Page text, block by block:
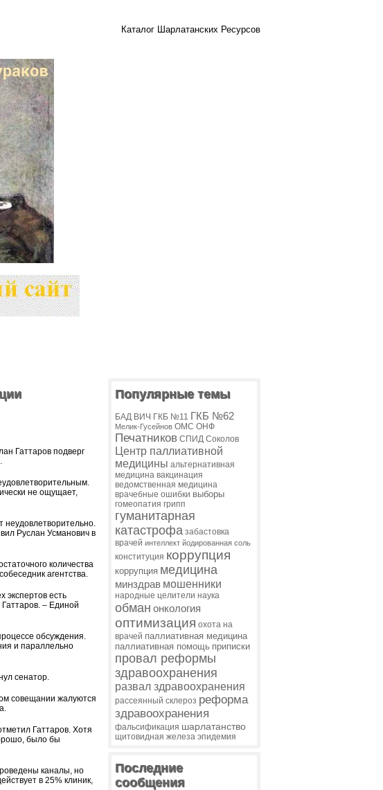
Каталог Шарлатанских Ресурсов
Гаттаров подверг
не ощущает,
неудовлетворительно.
Руслан Усманович в
количества
агентства.
экспертов есть
– Единой
обсуждения.
и параллельно
сенатор.
совещании жалуются
Гаттаров. Хотя
было бы
каналы, но
в 25% клиник,
Популярные темы
БАД ВИЧ ГКБ №11 ГКБ №62
Мелик-Гусейнов ОМС ОНФ
Печатников СПИД Соколов
Центр паллиативной
медицины альтернативная
медицина вакцинация
ведомственная медицина
врачебные ошибки выборы
гомеопатия грипп
гуманитарная
катастрофа забастовка
врачей интеллект йодированная соль
конституция коррупция
коррупция медицина
минздрав мошенники
народные целители наука
обман онкология
оптимизация охота на
врачей паллиативная медицина
паллиативная помощь приписки
провал реформы
здравоохранения
развал здравоохранения
рассеянный склероз реформа
здравоохранения
фальсификация шарлатанство
щитовидная железа эпидемия
Последние
сообщения